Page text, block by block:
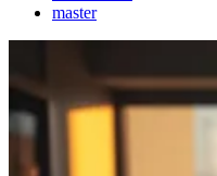
master